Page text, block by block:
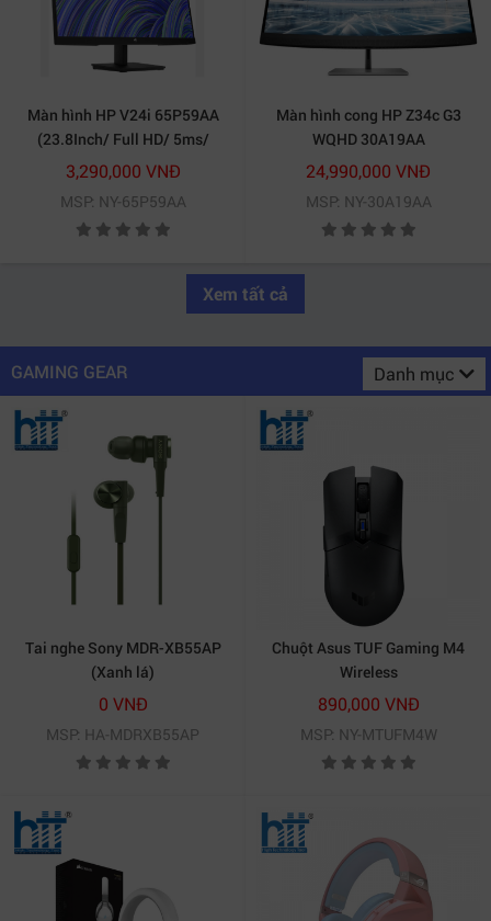
Màn hình HP V24i 65P59AA
(23.8Inch/ Full HD/ 5ms/
75HZ/ 250cd/m2/ IPS)
3,290,000 VNĐ
MSP: NY-65P59AA
Màn hình cong HP Z34c G3
WQHD 30A19AA
24,990,000 VNĐ
MSP: NY-30A19AA
Xem tất cả
GAMING GEAR Danh mục
Tai nghe Sony MDR-XB55AP
(Xanh lá)
0 VNĐ
MSP: HA-MDRXB55AP
Chuột Asus TUF Gaming M4
Wireless
890,000 VNĐ
MSP: NY-MTUFM4W